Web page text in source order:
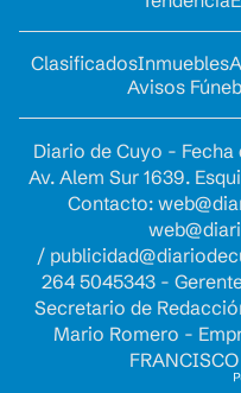
ClasificadosInmuebles
Avisos
Diario de Cuyo -
Av. Alem Sur 1639.
Contacto:
/
264 5045343 -
Secretario de
Mario Romero -